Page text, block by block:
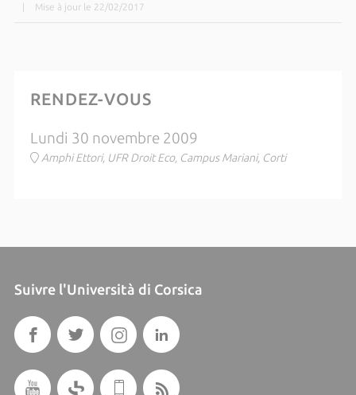
Mise à jour le 22/02/2017
RENDEZ-VOUS
Lundi 30 novembre 2009
Amphi Ettori, UFR Droit Eco, Campus Mariani, Corti
Suivre l'Università di Corsica